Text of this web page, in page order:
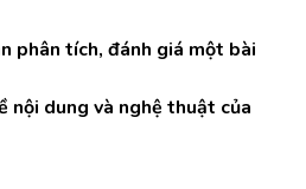
phân tích, đánh giá một bài
nội dung và nghệ thuật của